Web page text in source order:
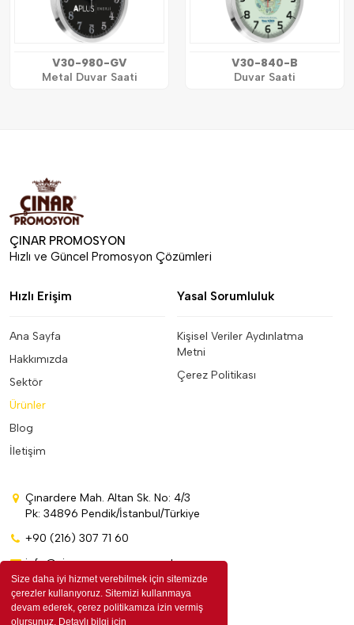
Size daha iyi hizmet verebilmek için sitemizde
çerezler kullanıyoruz. Sitemizi kullanmaya
devam ederek, çerez politikamıza izin vermiş
olursunuz. Detaylı bilgi için
V30-980-GV
Metal Duvar Saati
V30-840-B
Duvar Saati
ÇINAR PROMOSYON
Hızlı ve Güncel Promosyon Çözümleri
Hızlı Erişim
Ana Sayfa
Hakkımızda
Sektör
Ürünler
Blog
İletişim
Yasal Sorumluluk
Kişisel Veriler Aydınlatma
Metni
Çerez Politikası
Çınardere Mah. Altan Sk. No: 4/3
Pk: 34896 Pendik/İstanbul/Türkiye
+90 (216) 307 71 60
info@cinarpromosyon.com.tr